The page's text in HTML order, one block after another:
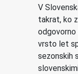
V
takrat, ko
odgovorno
vrsto let
sezonskih